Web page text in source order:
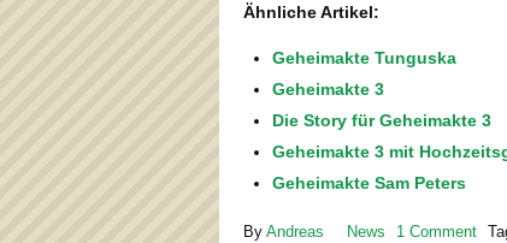
Ähnliche Artikel:
Geheimakte Tunguska
Geheimakte 3
Die Story für Geheimakte 3
Geheimakte 3 mit
Geheimakte Sam Peters
By Andreas News 1 Comment